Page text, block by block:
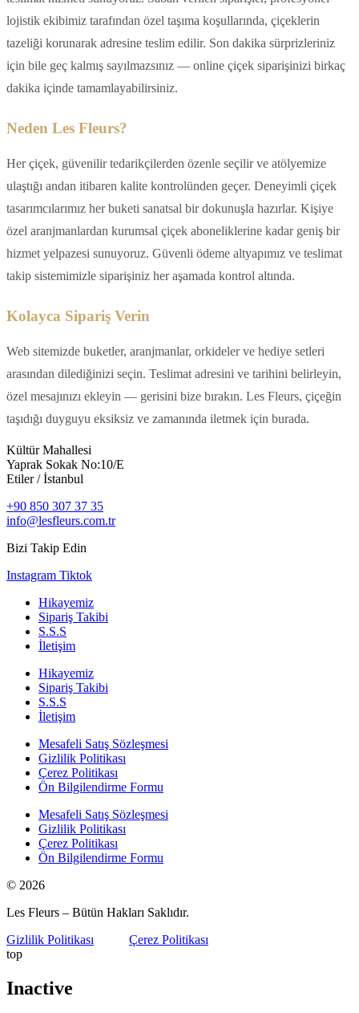
lojistik ekibimiz tarafından özel taşıma koşullarında, çiçeklerin
tazeliği korunarak adresine teslim edilir. Son dakika sürprizleriniz
için bile geç kalmış sayılmazsınız — online çiçek siparişinizi birkaç
dakika içinde tamamlayabilirsiniz.
Neden Les Fleurs?
Her çiçek, güvenilir tedarikçilerden özenle seçilir ve atölyemize
ulaştığı andan itibaren kalite kontrolünden geçer. Deneyimli çiçek
tasarımcılarımız her buketi sanatsal bir dokunuşla hazırlar. Kişiye
özel aranjmanlardan kurumsal çiçek aboneliklerine kadar geniş bir
hizmet yelpazesi sunuyoruz. Güvenli ödeme altyapımız ve teslimat
takip sistemimizle siparişiniz her aşamada kontrol altında.
Kolayca Sipariş Verin
Web sitemizde buketler, aranjmanlar, orkideler ve hediye setleri
arasından dilediğinizi seçin. Teslimat adresini ve tarihini belirleyin,
özel mesajınızı ekleyin — gerisini bize bırakın. Les Fleurs, çiçeğin
taşıdığı duyguyu eksiksiz ve zamanında iletmek için burada.
Kültür Mahallesi
Yaprak Sokak No:10/E
Etiler / İstanbul
+90 850 307 37 35
info@lesfleurs.com.tr
Bizi Takip Edin
Instagram Tiktok
Hikayemiz
Sipariş Takibi
S.S.S
İletişim
Hikayemiz
Sipariş Takibi
S.S.S
İletişim
Mesafeli Satış Sözleşmesi
Gizlilik Politikası
Çerez Politikası
Ön Bilgilendirme Formu
Mesafeli Satış Sözleşmesi
Gizlilik Politikası
Çerez Politikası
Ön Bilgilendirme Formu
© 2026
Les Fleurs – Bütün Hakları Saklıdır.
Gizlilik Politikası
Çerez Politikası
top
Inactive